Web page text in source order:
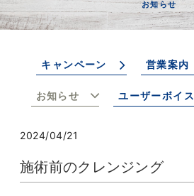
お知らせ
キャンペーン 営業案内
お知らせ ユーザーボイス
2024/04/21
施術前のクレンジング